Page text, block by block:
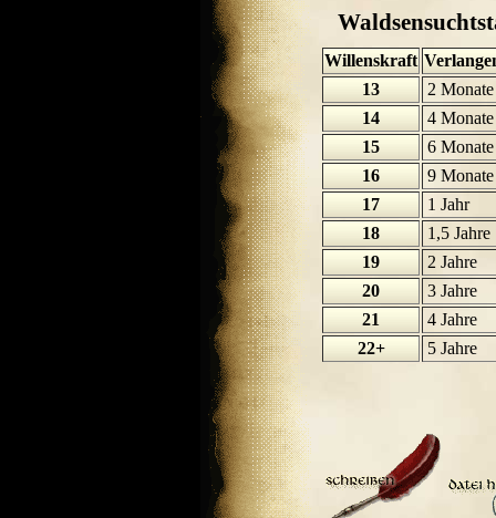
Willenskraft
13
2 Monate
14
4 Monate
15
6 Monate
16
9 Monate
17
1 Jahr
18
1,5 Jahre
19
2 Jahre
20
3 Jahre
21
4 Jahre
22+
5 Jahre